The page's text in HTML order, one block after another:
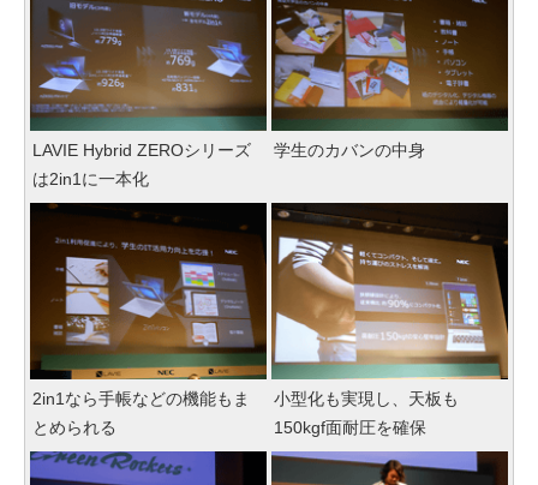
LAVIE Hybrid ZEROシリーズ
は2in1に一本化
学生のカバンの中身
2in1なら手帳などの機能もま
とめられる
小型化も実現し、天板も
150kgf面耐圧を確保